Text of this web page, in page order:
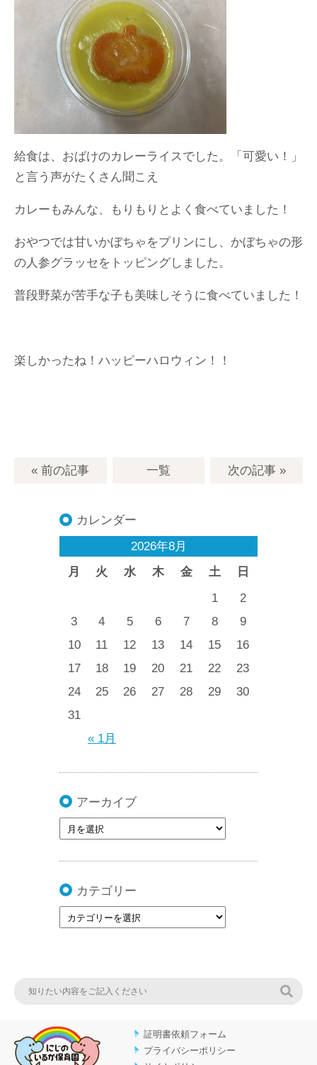
給食は、おばけのカレーライスでした。「可愛い！」
と言う声がたくさん聞こえ
カレーもみんな、もりもりとよく食べていました！
おやつでは甘いかぼちゃをプリンにし、かぼちゃの形
の人参グラッセをトッピングしました。
普段野菜が苦手な子も美味しそうに食べていました！
楽しかったね！ハッピーハロウィン！！
« 前の記事 一覧 次の記事»
カレンダー
2026年8月
月
火 水 木 金 土 日
« 1月
1
2
3
4 5 6 7 8
9
10
11 12 13 14 15
16
17
18 19 20 21 22
23
24
25 26 27 28 29
30
31
アーカイブ
カテゴリー
証明書依頼フォーム
プライバシーポリシー